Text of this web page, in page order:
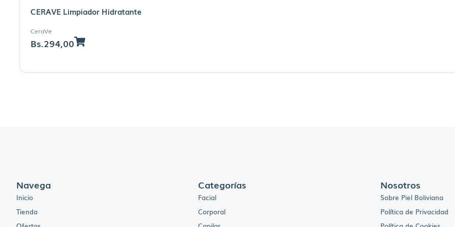
CERAVE Limpiador Hidratante
CeraVe
Bs.294,00
Navega
Inicio
Tienda
Categorías
Facial
Corporal
Nosotros
Sobre Piel Boliviana
Política de Privacidad